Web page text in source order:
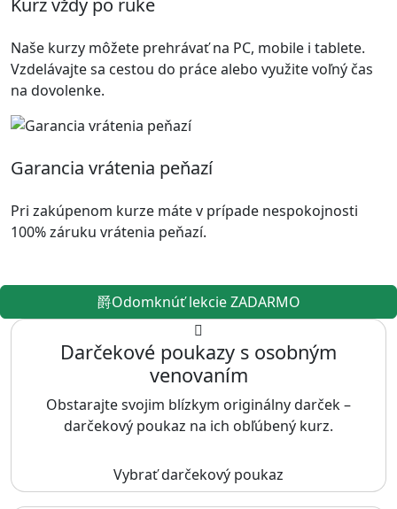
Kurz vždy po ruke
Naše kurzy môžete prehrávať na PC, mobile i tablete.
Vzdelávajte sa cestou do práce alebo využite voľný čas
na dovolenke.
Garancia vrátenia peňazí
Pri zakúpenom kurze máte v prípade nespokojnosti
100% záruku vrátenia peňazí.
Odomknúť lekcie ZADARMO
Darčekové poukazy s osobným
venovaním
Obstarajte svojim blízkym originálny darček –
darčekový poukaz na ich obľúbený kurz.
Vybrať darčekový poukaz